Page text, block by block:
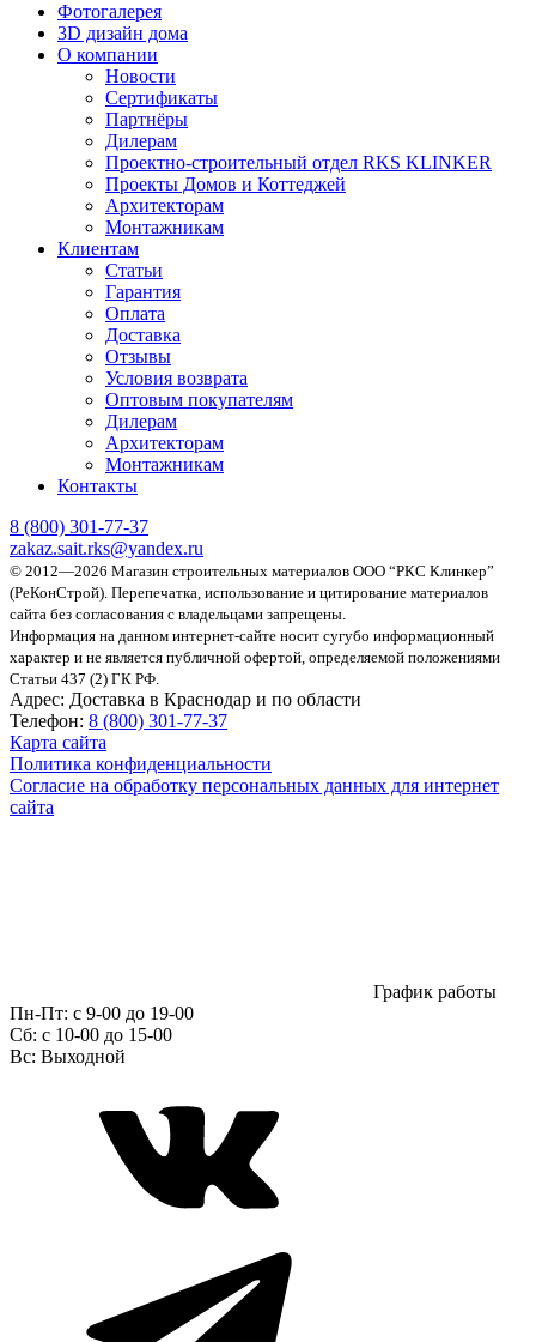
Фотогалерея
3D дизайн дома
О компании
Новости
Сертификаты
Партнёры
Дилерам
Проектно-строительный отдел RKS KLINKER
Проекты Домов и Коттеджей
Архитекторам
Монтажникам
Клиентам
Статьи
Гарантия
Оплата
Доставка
Отзывы
Условия возврата
Оптовым покупателям
Дилерам
Архитекторам
Монтажникам
Контакты
8 (800) 301-77-37
zakaz.sait.rks@yandex.ru
© 2012—2026 Магазин строительных материалов ООО “РКС Клинкер”
(РеКонСтрой). Перепечатка, использование и цитирование материалов
сайта без согласования с владельцами запрещены.
Информация на данном интернет-сайте носит сугубо информационный
характер и не является публичной офертой, определяемой положениями
Статьи 437 (2) ГК РФ.
Адрес: Доставка в Краснодар и по области
Телефон: 8 (800) 301-77-37
Карта сайта
Политика конфиденциальности
Согласие на обработку персональных данных для интернет
сайта
График работы
Пн-Пт: с 9-00 до 19-00
Сб: c 10-00 до 15-00
Вс: Выходной